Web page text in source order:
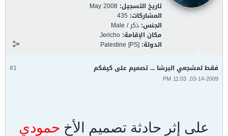
تاريخ التسجيل: May 2008
المشاركات: 435
الجنس: ذكر / Male
مكان الإقامة: Jericho
الدولة: Palestine [PS]
#1 فقط لمشجعي البرشا ... تصميم على كيفكم
03-14-2009, 11:03 PM
على إثر حادثة تصميم الأخ حمودي